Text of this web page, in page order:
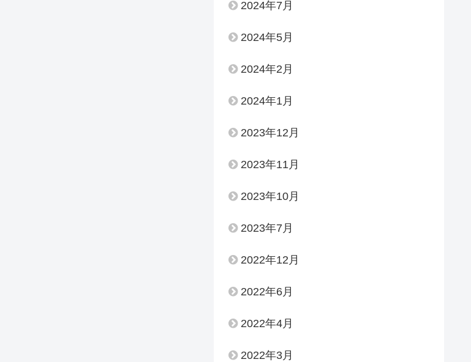
2024年7月
2024年5月
2024年2月
2024年1月
2023年12月
2023年11月
2023年10月
2023年7月
2022年12月
2022年6月
2022年4月
2022年3月